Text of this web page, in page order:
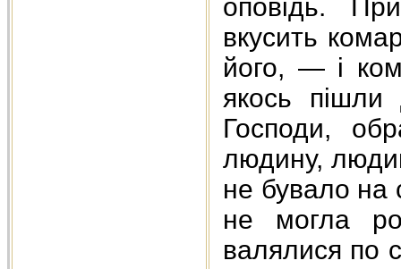
оповідь.
вкусить
його, — і
якось
Господи,
людину,
не бувало на
не могла
валялися по